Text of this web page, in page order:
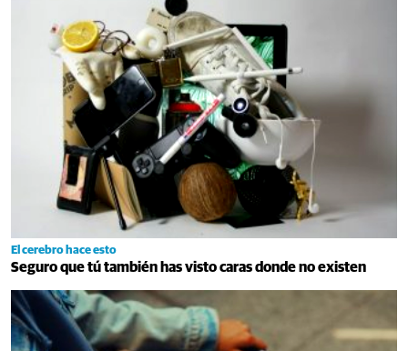
El cerebro hace esto
Seguro que tú también has visto caras donde no existen